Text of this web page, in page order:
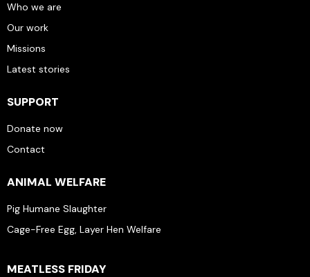
Who we are
Our work
Missions
Latest stories
SUPPORT
Donate now
Contact
ANIMAL WELFARE
Pig Humane Slaughter
Cage-Free Egg, Layer Hen Welfare
MEATLESS FRIDAY